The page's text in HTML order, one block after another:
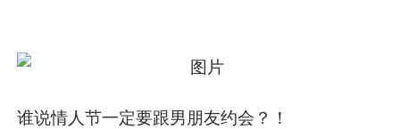
谁说情人节一定要跟男朋友约会？！